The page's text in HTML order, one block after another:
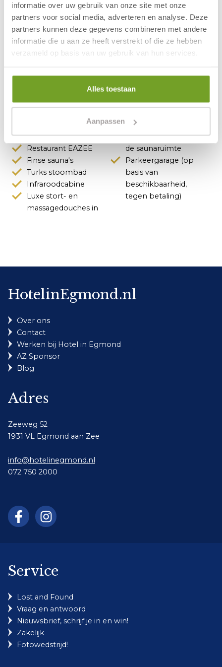
informatie over uw gebruik van onze site met onze
partners voor social media, adverteren en analyse. Deze
partners kunnen deze gegevens combineren met andere
informatie die u aan ze heeft verstrekt of die ze hebben
verzameld op basis van uw gebruik van hun services.
Alles toestaan
Aanpassen
Ontbijt inbegrepen
Vier bedden
Badkamer met bad
en stortdouche
Wastafel
Kluisje
Koelkastje
Koffie- en
theefaciliteiten
Airco
Wifi (gratis)
Faciliteiten in het hotel
Restaurant EAZEE
Finse sauna's
Turks stoombad
Infraroodcabine
Luxe stort- en
massagedouches in
de saunaruimte
Parkeergarage (op
basis van
beschikbaarheid,
tegen betaling)
HotelinEgmond.nl
Over ons
Contact
Werken bij Hotel in Egmond
AZ Sponsor
Blog
Adres
Zeeweg 52
1931 VL Egmond aan Zee
info@hotelinegmond.nl
072 750 2000
Service
Lost and Found
Vraag en antwoord
Nieuwsbrief, schrijf je in en win!
Zakelijk
Fotowedstrijd!